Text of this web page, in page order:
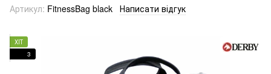
Артикул: FitnessBag black Написати відгук
ХІТ
3